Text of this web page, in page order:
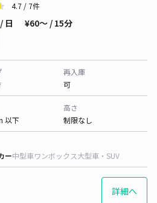
4.7 / 7件
/ 日 ¥60〜 / 15分
再入庫
可
以下
高さ
制限なし
ー中型車ワンボックス大型車・SUV
詳細へ